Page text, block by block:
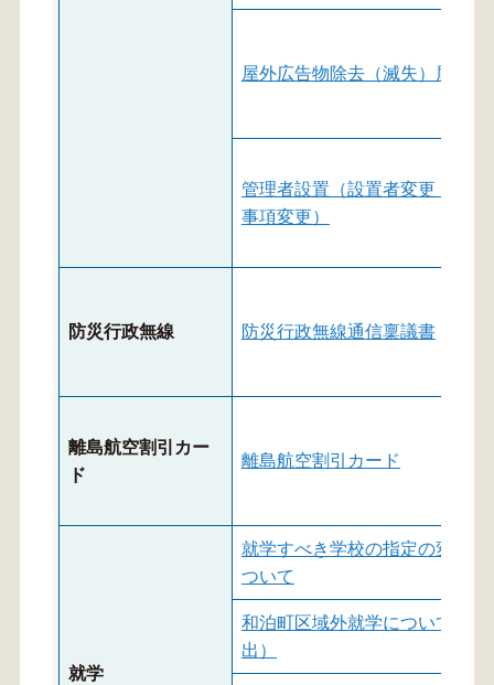
屋外広告物除去（滅失）届出書
管理者設置（設置者変更，届出
事項変更）
防災行政無線 防災行政無線通信稟議書
離島航空割引カー
ド
離島航空割引カード
就学
就学すべき学校の指定の変更に
ついて
和泊町区域外就学について（願
出）